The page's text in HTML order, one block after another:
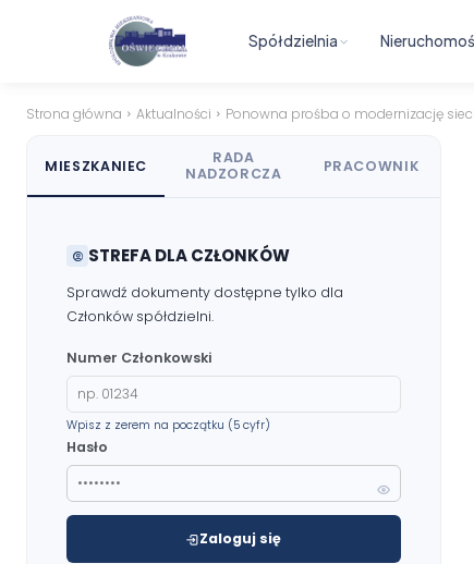
Uchwały i protokoły
Walne Zgromadzenie
Lustracje
Ilość zgłoszonych lokatorów
Kontakt
RADA NADZORCZA
RADA MIESZKAŃCÓW NIERUCHOMOŚCI
Spółdzielnia
Strona główna Aktualności Ponowna prośba o modernizację
MIESZKANIEC
RADA
NADZORCZA
PRACOWNIK
STREFA DLA CZŁONKÓW
Sprawdź dokumenty dostępne tylko dla
Członków spółdzielni.
Numer Członkowski
Wpisz z zerem na początku (5 cyfr)
Hasło
Zaloguj się